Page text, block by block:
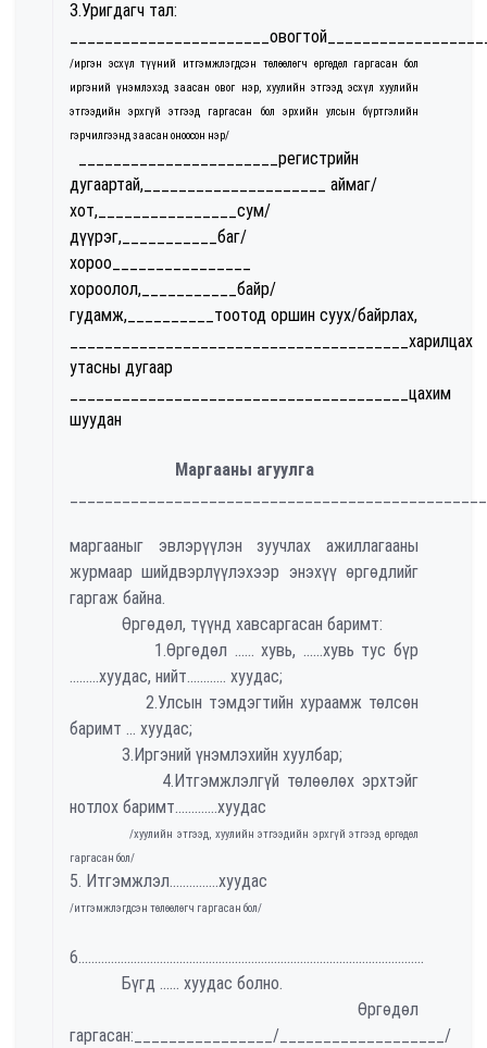
3.Уригдагч тал:
/иргэн эсхүл түүний итгэмжлэгдсэн төлөөлөгч өргөдөл гаргасан бол
иргэний үнэмлэхэд заасан овог нэр, хуулийн этгээд эсхүл хуулийн
этгээдийн эрхгүй этгээд гаргасан бол эрхийн улсын бүртгэлийн
гэрчилгээнд заасан оноосон нэр/
_______________________регистрийн
дугаартай,_____________________ аймаг/
хот,________________сум/
дүүрэг,___________баг/
хороо________________
хороолол,___________байр/
гудамж,__________тоотод оршин суух/байрлах,
_______________________________________харилцах
утасны дугаар
_______________________________________цахим
шуудан
Маргааны агуулга
маргааныг эвлэрүүлэн зуучлах ажиллагааны
журмаар шийдвэрлүүлэхээр энэхүү өргөдлийг
гаргаж байна.
Өргөдөл, түүнд хавсаргасан баримт:
1.Өргөдөл ...... хувь, ......хувь тус бүр
.........хуудас, нийт............ хуудас;
2.Улсын тэмдэгтийн хураамж төлсөн
баримт ... хуудас;
3.Иргэний үнэмлэхийн хуулбар;
4.Итгэмжлэлгүй төлөөлөх эрхтэйг
нотлох баримт.............хуудас
/хуулийн этгээд, хуулийн этгээдийн эрхгүй этгээд өргөдөл
гаргасан бол/
5. Итгэмжлэл...............хуудас
/итгэмжлэгдсэн төлөөлөгч гаргасан бол/
6..........................................................................................................
Бүгд ...... хуудас болно.
Өргөдөл
гаргасан:________________/___________________/